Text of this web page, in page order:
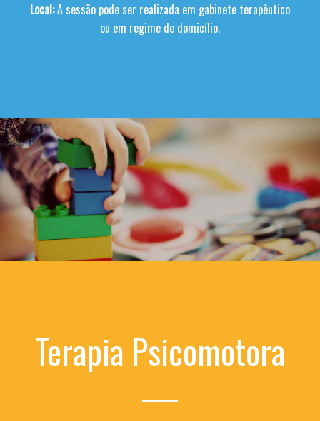
Local:A sessão pode ser realizada em gabinete terapêutico
ou em regime de domicílio.
Terapia Psicomotora